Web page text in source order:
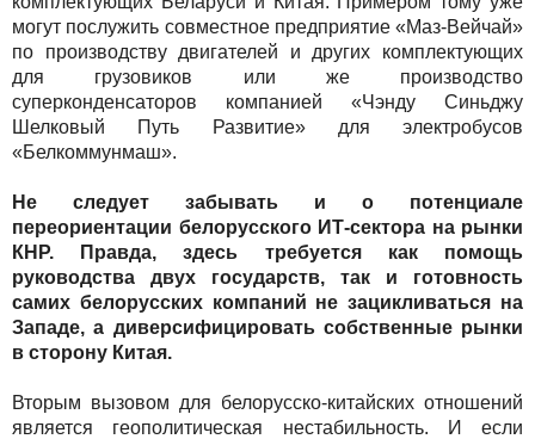
могут послужить совместное предприятие «Маз-Вейчай»
по производству двигателей и других комплектующих
для грузовиков или же производство
суперконденсаторов компанией «Чэнду Синьджу
Шелковый Путь Развитие» для электробусов
«Белкоммунмаш».
Не следует забывать и о потенциале
переориентации белорусского ИТ-сектора на рынки
КНР. Правда, здесь требуется как помощь
руководства двух государств, так и готовность
самих белорусских компаний не зацикливаться на
Западе, а диверсифицировать собственные рынки
в сторону Китая.
Вторым вызовом для белорусско-китайских отношений
является геополитическая нестабильность. И если